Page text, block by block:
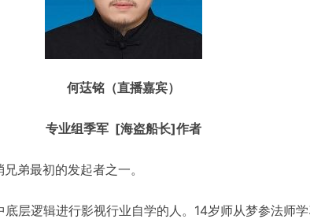
何荙铭（直播嘉宾）
专业组季军 [海盗船长]作者
弟最初的发起者之一。
层逻辑进行影视行业自学的人。14岁师从梦参法师学